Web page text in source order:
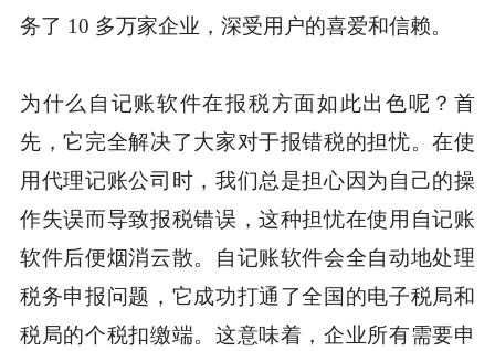
务了 10 多万家企业，深受用户的喜爱和信赖。
为什么自记账软件在报税方面如此出色呢？首
先，它完全解决了大家对于报错税的担忧。在使
用代理记账公司时，我们总是担心因为自己的操
作失误而导致报税错误，这种担忧在使用自记账
软件后便烟消云散。自记账软件会全自动地处理
税务申报问题，它成功打通了全国的电子税局和
税局的个税扣缴端。这意味着，企业所有需要申